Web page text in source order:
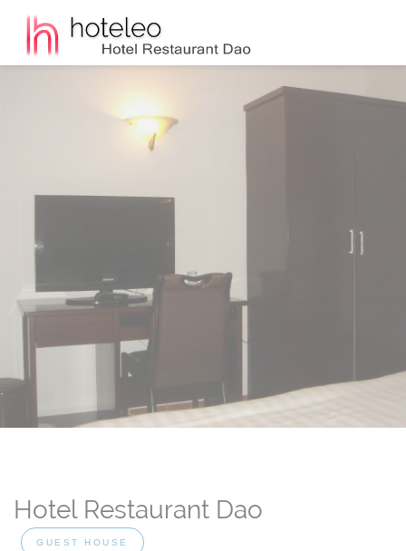
Hotel Restaurant Dao
GUEST HOUSE